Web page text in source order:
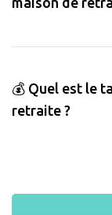
💰 Quel est le
retraite ?